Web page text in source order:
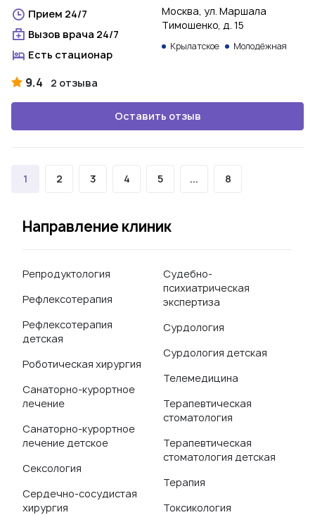
Прием 24/7
Вызов врача 24/7
Есть стационар
Москва, ул. Маршала
Тимошенко, д. 15
Крылатское Молодёжная
9.4 2 отзыва
Оставить отзыв
1 2 3 4 5 ... 8
Направление клиник
Репродуктология
Рефлексотерапия
Рефлексотерапия
детская
Роботическая хирургия
Санаторно-курортное
лечение
Санаторно-курортное
лечение детское
Сексология
Сердечно-сосудистая
хирургия
Судебно-
психиатрическая
экспертиза
Сурдология
Сурдология детская
Телемедицина
Терапевтическая
стоматология
Терапевтическая
стоматология детская
Терапия
Токсикология